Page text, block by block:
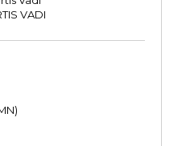
VADI